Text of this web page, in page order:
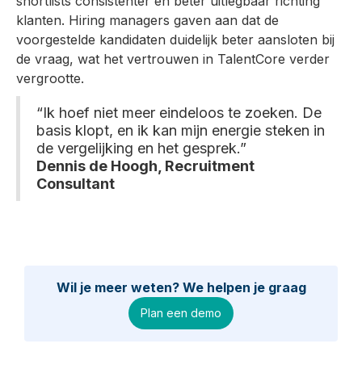
klanten. Hiring managers gaven aan dat de
voorgestelde kandidaten duidelijk beter aansloten bij
de vraag, wat het vertrouwen in TalentCore verder
vergrootte.
“Ik hoef niet meer eindeloos te zoeken. De
basis klopt, en ik kan mijn energie steken in
de vergelijking en het gesprek.”
Dennis de Hoogh, Recruitment
Consultant
Wil je meer weten? We helpen je graag
Plan een demo